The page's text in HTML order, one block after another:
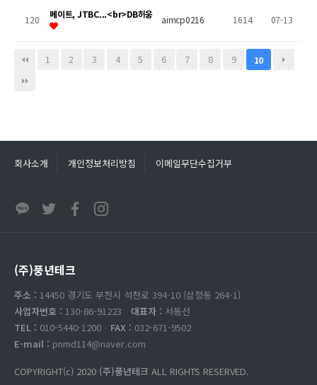
120 메이트, JTBC...<br>DB허웅 aimcp0216 1614 07-13
1 2 3 4 5 6 7 8 9 10
회사소개 개인정보처리방침 이메일무단수집거부
(주)풍년테크
주소 : 14450 경기도 부천시 석천로 394-10 (삼정동 264-1)
사업자번호 : 130-86-91223 대표자 : 서동선
TEL : 010-5440-1200 FAX : 032-671-9502
E-mail : pnmd114@naver.com
COPYRIGHT(c) 2020 (주)풍년테크 ALL RIGHTS RESERVED.